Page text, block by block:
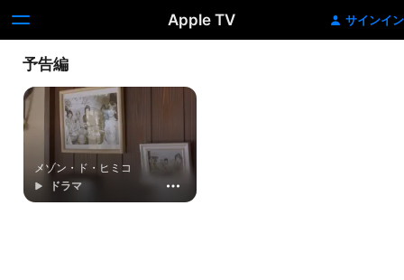
Apple TV サインイン
予告編
メゾン・ド・ヒミコ
ドラマ